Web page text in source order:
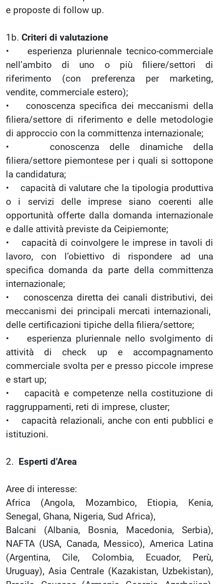
e proposte di follow up.
1b. Criteri di valutazione
• esperienza pluriennale tecnico-commerciale
nell’ambito di uno o più filiere/settori di
riferimento (con preferenza per marketing,
vendite, commerciale estero);
• conoscenza specifica dei meccanismi della
filiera/settore di riferimento e delle metodologie
di approccio con la committenza internazionale;
• conoscenza delle dinamiche della
filiera/settore piemontese per i quali si sottopone
la candidatura;
• capacità di valutare che la tipologia produttiva
o i servizi delle imprese siano coerenti alle
opportunità offerte dalla domanda internazionale
e dalle attività previste da Ceipiemonte;
• capacità di coinvolgere le imprese in tavoli di
lavoro, con l’obiettivo di rispondere ad una
specifica domanda da parte della committenza
internazionale;
• conoscenza diretta dei canali distributivi, dei
meccanismi dei principali mercati internazionali,
delle certificazioni tipiche della filiera/settore;
• esperienza pluriennale nello svolgimento di
attività di check up e accompagnamento
commerciale svolta per e presso piccole imprese
e start up;
• capacità e competenze nella costituzione di
raggruppamenti, reti di imprese, cluster;
• capacità relazionali, anche con enti pubblici e
istituzioni.
2. Esperti d’Area
Aree di interesse:
Africa (Angola, Mozambico, Etiopia, Kenia,
Senegal, Ghana, Nigeria, Sud Africa),
Balcani (Albania, Bosnia, Macedonia, Serbia),
NAFTA (USA, Canada, Messico), America Latina
(Argentina, Cile, Colombia, Ecuador, Perù,
Uruguay), Asia Centrale (Kazakistan, Uzbekistan),